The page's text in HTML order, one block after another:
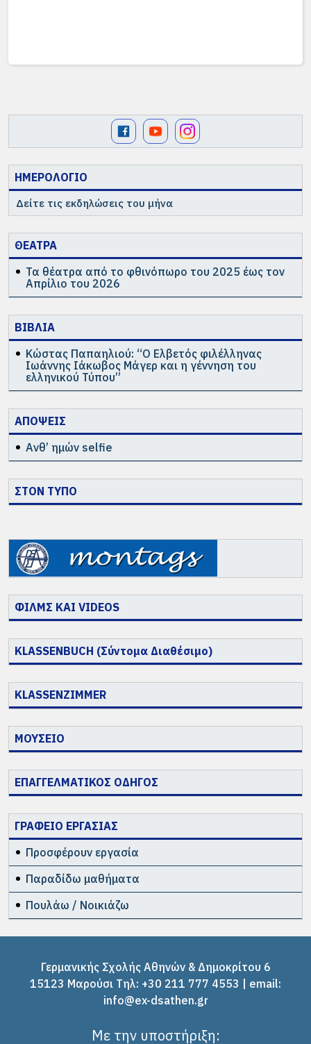
ΗΜΕΡΟΛΟΓΙΟ
Δείτε τις εκδηλώσεις του μήνα
ΘΕΑΤΡΑ
Τα θέατρα από το φθινόπωρο του 2025 έως τον
Απρίλιο του 2026
ΒΙΒΛΙΑ
Κώστας Παπαηλιού: “Ο Ελβετός φιλέλληνας
Ιωάννης Ιάκωβος Μάγερ και η γέννηση του
ελληνικού Τύπου”
ΑΠΟΨΕΙΣ
Ανθ’ ημών selfie
ΣΤΟΝ ΤΥΠΟ
ΦΙΛΜΣ ΚΑΙ VIDEOS
KLASSENBUCH (Σύντομα Διαθέσιμο)
KLASSENZIMMER
ΜΟΥΣΕΙΟ
ΕΠΑΓΓΕΛΜΑΤΙΚΟΣ ΟΔΗΓΟΣ
ΓΡΑΦΕΙΟ ΕΡΓΑΣΙΑΣ
Προσφέρουν εργασία
Παραδίδω μαθήματα
Πουλάω / Νοικιάζω
Γερμανικής Σχολής Αθηνών & Δημοκρίτου 6
15123 Μαρούσι Tηλ: +30 211 777 4553 | email:
info@ex-dsathen.gr
Με την υποστήριξη: